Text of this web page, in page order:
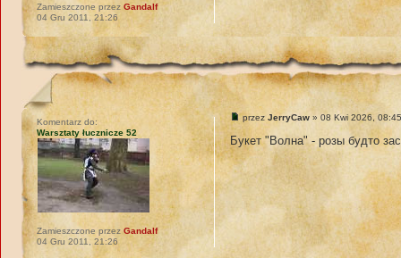
Zamieszczone przezGandalf
04 Gru 2011, 21:26
przezJerryCaw » 08 Kwi 2026,
Букет "Волна" - розы будто
Komentarz do:
Warsztaty łucznicze 52
Zamieszczone przezGandalf
04 Gru 2011, 21:26